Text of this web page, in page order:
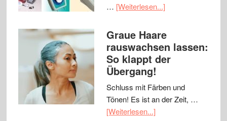
… [Weiterlesen...]
Graue Haare
rauswachsen lassen:
So klappt der
Übergang!
Schluss mit Färben und
Tönen! Es ist an der Zeit, …
[Weiterlesen...]